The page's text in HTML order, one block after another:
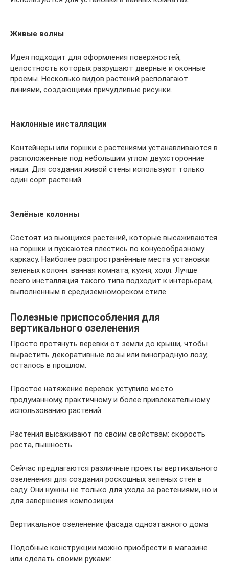
Живые волны
Идея подходит для оформления поверхностей,
целостность которых разрушают дверные и оконные
проёмы. Несколько видов растений располагают
линиями, создающими причудливые рисунки.
Наклонные инсталляции
Контейнеры или горшки с растениями устанавливаются в
расположенные под небольшим углом двухсторонние
ниши. Для создания живой стены используют только
один сорт растений.
Зелёные колонны
Состоят из вьющихся растений, которые высаживаются
на горшки и пускаются плестись по конусообразному
каркасу. Наиболее распространённые места установки
зелёных колонн: ванная комната, кухня, холл. Лучше
всего инсталляция такого типа подходит к интерьерам,
выполненным в средиземноморском стиле.
Полезные приспособления для
вертикального озеленения
Просто протянуть веревки от земли до крыши, чтобы
вырастить декоративные лозы или виноградную лозу,
осталось в прошлом.
Простое натяжение веревок уступило место
продуманному, практичному и более привлекательному
использованию растений
Растения высаживают по своим свойствам: скорость
роста, пышность
Сейчас предлагаются различные проекты вертикального
озеленения для создания роскошных зеленых стен в
саду. Они нужны не только для ухода за растениями, но и
для завершения композиции.
Вертикальное озеленение фасада одноэтажного дома
Подобные конструкции можно приобрести в магазине
или сделать своими руками: